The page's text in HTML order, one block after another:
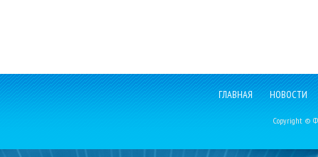
ГЛАВНАЯ НОВОСТИ
Copyright ©